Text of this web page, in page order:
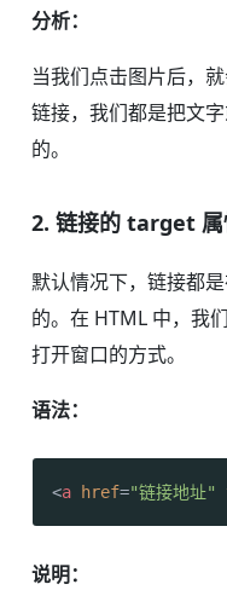
分析：
当我们点击图片后，
链接，我们都是把文
的。
2. 链接的 target
默认情况下，链接都
的。在 HTML 中，我
打开窗口的方式。
语法：
<a href="链接地址"
说明：